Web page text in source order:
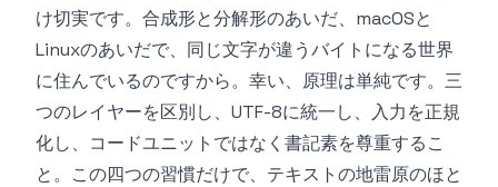
け切実です。合成形と分解形のあいだ、macOSと
Linuxのあいだで、同じ文字が違うバイトになる世界
に住んでいるのですから。幸い、原理は単純です。三
つのレイヤーを区別し、UTF-8に統一し、入力を正規
化し、コードユニットではなく書記素を尊重するこ
と。この四つの習慣だけで、テキストの地雷原のほと